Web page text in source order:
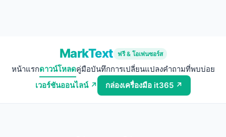
MarkText ฟรี & โอเพ่นซอร์ส
หน้าแรกดาวน์โหลดคู่มือบันทึกการเปลี่ยนแปลงคำถามที่พบบ่อย
เวอร์ชันออนไลน์ ↗
กล่องเครื่องมือ it365 ↗